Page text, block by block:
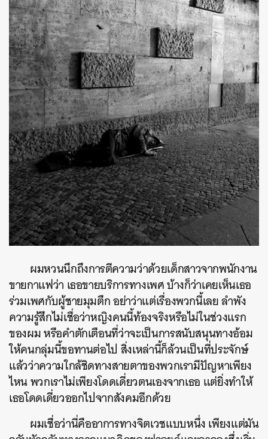
ผมหวนนึกถึงการตีความว่าด้วยเด็กสาวจากพนักงาน
ขายกาแฟว่า เธอขายบริการทางเพศ บ้างก็ว่าเคยเห็นเธอ
ร่วมเพศกับผู้ชายมุมตึก อย่าว่าแต่เรื่องพวกนี้เลย ลำพัง
ความรู้สึกไม่เชื่อว่าหญิงคนนี้ท้องจริงหรือไม่ในช่วงแรก
ของผม หรือคำตักเตือนที่ว่าจะเป็นการสนับสนุนทางอ้อม
ให้คนกลุ่มนี้ขอทานต่อไป สิ่งเหล่านี้ก็ล้วนเป็นที่ประจักษ์
แล้วว่าความใกล้ชิดทางสายตาของพวกเรามีปัญหาเพียง
ไหน พวกเราไม่เพียงโดดเดี่ยวตนเองจากเธอ แต่ยิ่งทำให้
เธอโดดเดี่ยวออกไปจากสังคมอีกด้วย
ผมเชื่อว่านี่คืออาการทางจิตเวชแบบหนึ่ง เพียงแต่มัน